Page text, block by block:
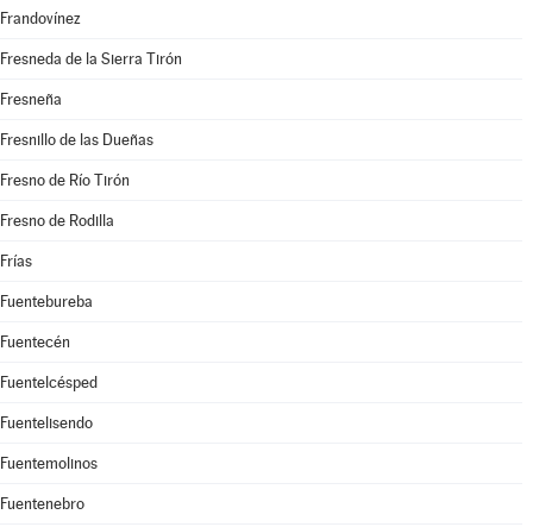
Frandovínez
Fresneda de la Sierra Tirón
Fresneña
Fresnillo de las Dueñas
Fresno de Río Tirón
Fresno de Rodilla
Frías
Fuentebureba
Fuentecén
Fuentelcésped
Fuentelisendo
Fuentemolinos
Fuentenebro